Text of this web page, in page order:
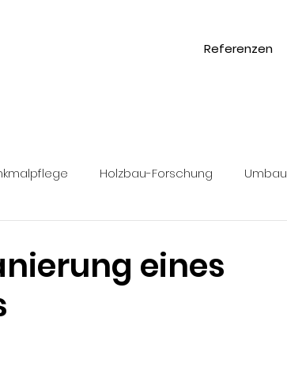
Referenzen
Holzbau-Forschung Umbau
eines